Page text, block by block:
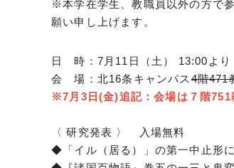
大学紹介動画
SNS
シンボルマーク・校章
自己点検・評価
※本学在学生、教職員以外の方で
願い申し上げます。
日 時：7月11日（土） 13:00より
会 場：北16条キャンパス4階471
※7月3日(金)追記：会場は７階751
〈 研究発表 〉 入場無料
◆「イル（居る）」の第一中止形